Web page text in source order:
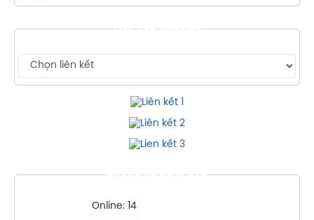
LIÊN KẾT WEBSITE
THỐNG KÊ TRUY CẬP
Online: 14